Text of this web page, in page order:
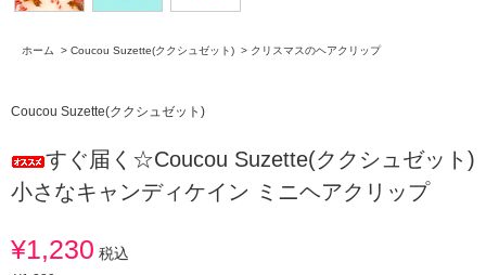
ホーム > Coucou Suzette(ククシュゼット) > クリスマスのヘアクリップ
Coucou Suzette(ククシュゼット)
すぐ届く☆Coucou Suzette(ククシュゼット)
小さなキャンディケイン ミニヘアクリップ
¥1,230 税込